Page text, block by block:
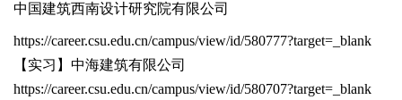
中国建筑西南设计研究院有限公司
https://career.csu.edu.cn/campus/view/id/580777?target=_blank
【实习】中海建筑有限公司
https://career.csu.edu.cn/campus/view/id/580707?target=_blank